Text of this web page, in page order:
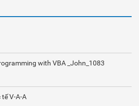
with VBA _John_1083
V-A-A